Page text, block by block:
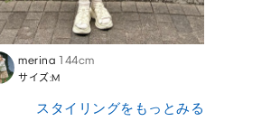
merina 144cm
サイズ:M
スタイリングをもっとみる